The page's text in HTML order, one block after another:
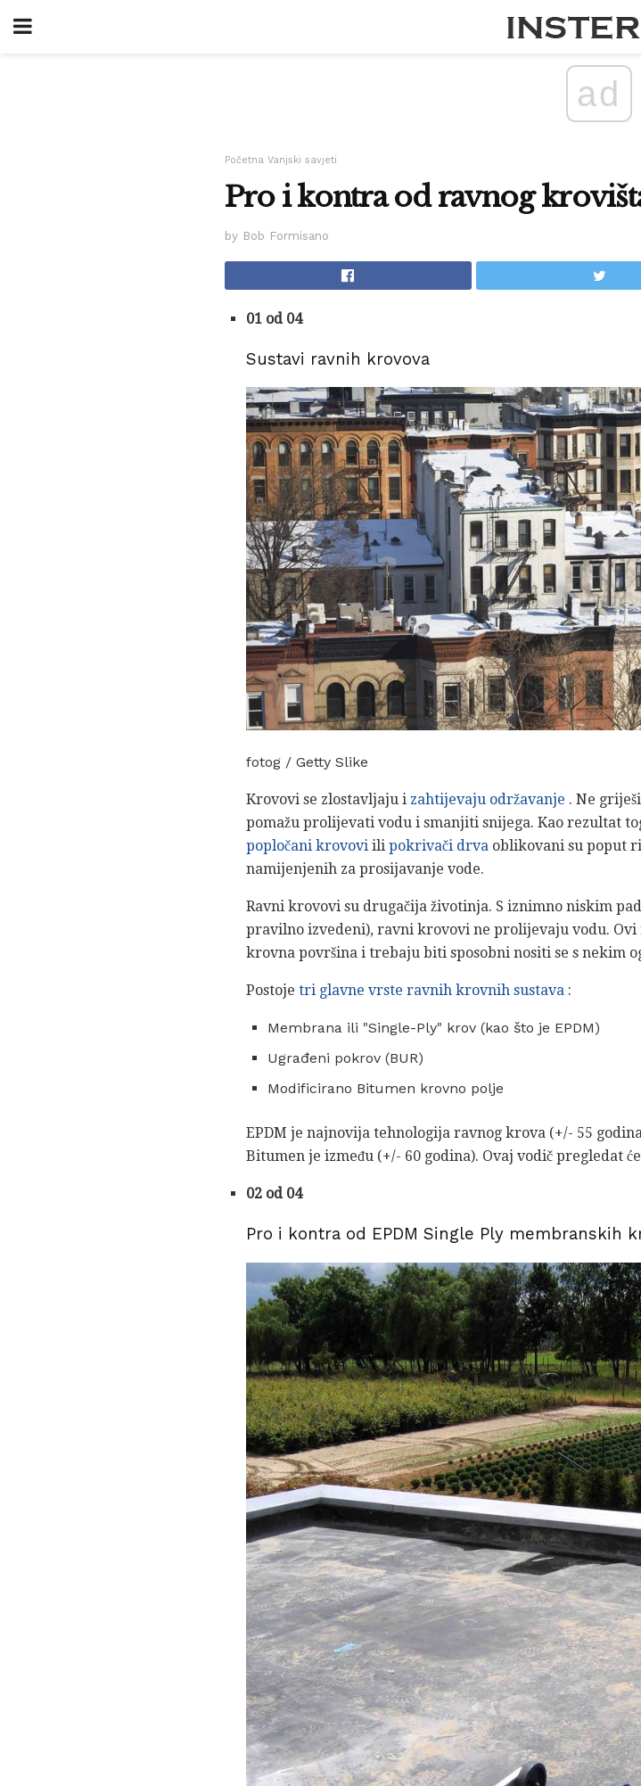
ad
Početna Vanjski savjeti
Pro i kontra od ravnog
by Bob Formisano
01 od 04
Sustavi ravnih krovova
fotog / Getty Slike
Krovovi se zlostavljaju i zahtijevaju održavanje . Ne
pomažu prolijevati vodu i smanjiti snijega. Kao rezultat
popločani krovovi ili pokrivači drva oblikovani su poput
namijenjenih za prosijavanje vode.
Ravni krovovi su drugačija životinja. S iznimno niskim
pravilno izvedeni), ravni krovovi ne prolijevaju vodu.
krovna površina i trebaju biti sposobni nositi se s nekim
Postoje tri glavne vrste ravnih krovnih sustava :
Membrana ili "Single-Ply" krov (kao što je EPDM)
Ugrađeni pokrov (BUR)
Modificirano Bitumen krovno polje
EPDM je najnovija tehnologija ravnog krova (+/- 55
Bitumen je između (+/- 60 godina). Ovaj vodič pregledat
02 od 04
Pro i kontra od EPDM Single Ply membranskih